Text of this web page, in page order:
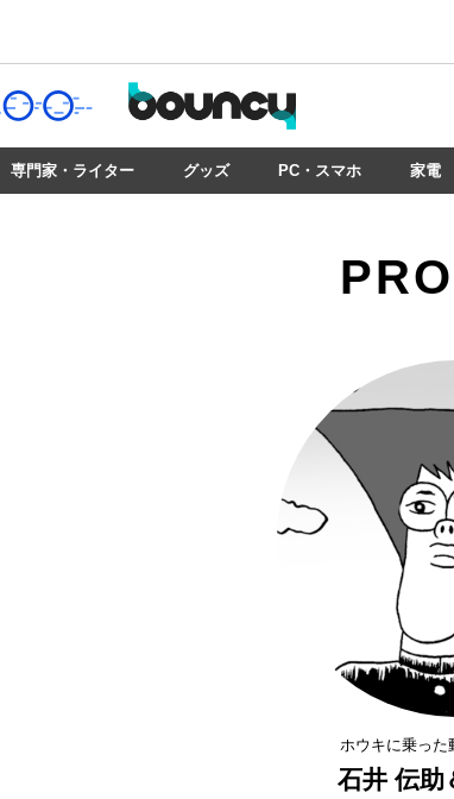
専門家・ライター グッズ PC・スマホ 家電
ホウキに乗った
石井 伝助